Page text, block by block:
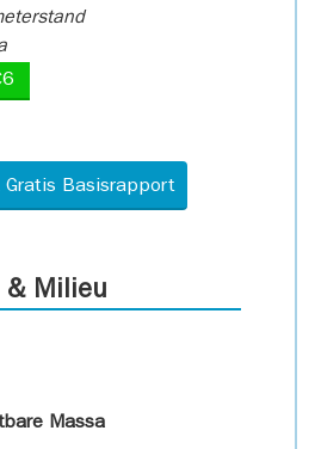
Gratis Basisrapport
& Milieu
Massa